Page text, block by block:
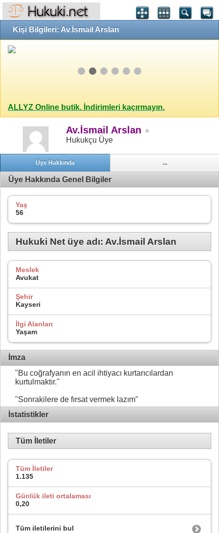
Kişi Bilgileri: Av.İsmail Arslan
ALLYZ Online butik. İndirimleri kaçırmayın.
Av.İsmail Arslan
Hukukçu Üye
Üye Hakkında ...
Üye Hakkında Genel Bilgiler
Yaş
56
Hukuki Net üye adı: Av.İsmail Arslan
Meslek
Avukat
Şehir
Kayseri
İlgi Alanları
Yaşam
İmza
"Bu coğrafyanın en acil ihtiyacı kurtarıcılardan
kurtulmaktır."
"Sonrakilere de fırsat vermek lazım"
İstatistikler
Tüm İletiler
Tüm İletiler
1.135
Günlük ileti ortalaması
0,20
Tüm iletilerini bul